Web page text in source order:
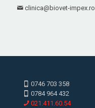
clinica@biovet-impex.ro
0746 703 358
0784 964 432
021.411.60.54